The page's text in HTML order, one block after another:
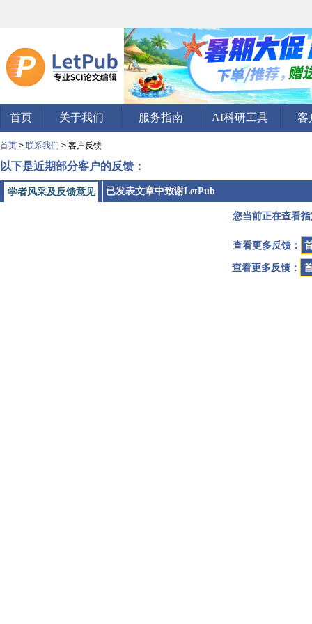
首页 关于我们 服务指南 AI科研工具 客
首页 > 联系我们 > 客户反馈
以下是近期部分客户的反馈：
学者风采及反馈意见 已发表文章中致谢LetPub
您当前正在查看
查看更多反馈：
查看更多反馈：